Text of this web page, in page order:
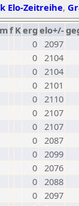
Elo-Zeitreihe,
f Kerg elo+/-
0 2097
0 2104
0 2104
0 2101
0 2110
0 2107
0 2107
0 2087
0 2099
0 2076
0 2088
0 2097